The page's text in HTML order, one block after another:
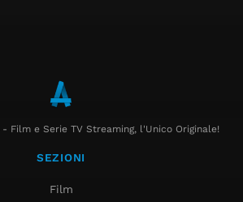
Film e Serie TV Streaming, l'Unico Originale!
SEZIONI
Film